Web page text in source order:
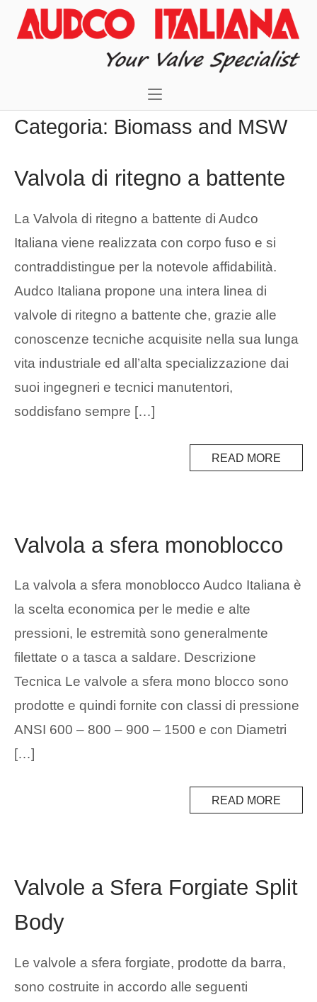
SkipHome
Categoria: Biomass and MSW
Valvola di ritegno a battente
La Valvola di ritegno a battente di Audco
Italiana viene realizzata con corpo fuso e si
contraddistingue per la notevole affidabilità.
Audco Italiana propone una intera linea di
valvole di ritegno a battente che, grazie alle
conoscenze tecniche acquisite nella sua lunga
vita industriale ed all’alta specializzazione dai
suoi ingegneri e tecnici manutentori,
soddisfano sempre […]
READ MORE
Valvola a sfera monoblocco
La valvola a sfera monoblocco Audco Italiana è
la scelta economica per le medie e alte
pressioni, le estremità sono generalmente
filettate o a tasca a saldare. Descrizione
Tecnica Le valvole a sfera mono blocco sono
prodotte e quindi fornite con classi di pressione
ANSI 600 – 800 – 900 – 1500 e con Diametri
[…]
READ MORE
Valvole a Sfera Forgiate Split
Body
Le valvole a sfera forgiate, prodotte da barra,
sono costruite in accordo alle seguenti